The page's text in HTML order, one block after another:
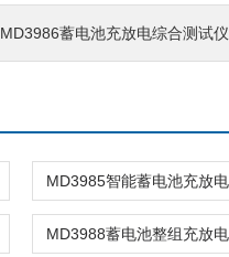
MD3986蓄电池充放电综合测试仪